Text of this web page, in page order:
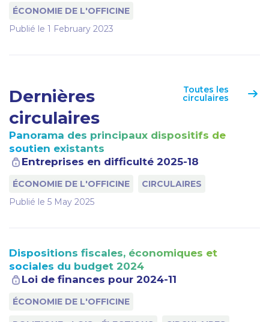
ÉCONOMIE DE L'OFFICINE
Publié le 1 February 2023
Dernières
circulaires
Toutes les
circulaires
Panorama des principaux dispositifs de
soutien existants
Entreprises en difficulté 2025-18
ÉCONOMIE DE L'OFFICINE
CIRCULAIRES
Publié le 5 May 2025
Dispositions fiscales, économiques et
sociales du budget 2024
Loi de finances pour 2024-11
ÉCONOMIE DE L'OFFICINE